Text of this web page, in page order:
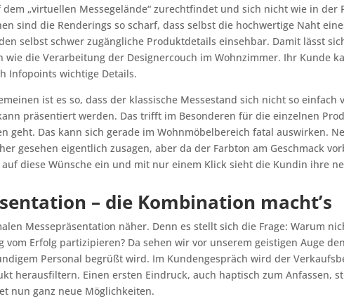
„virtuellen Messegelände“ zurechtfindet und sich nicht wie in der
sind die Renderings so scharf, dass selbst die hochwertige Naht
selbst schwer zugängliche Produktdetails einsehbar. Damit lässt
wie die Verarbeitung der Designercouch im Wohnzimmer. Ihr Kunde
Infopoints wichtige Details.
ist es so, dass der klassische Messestand sich nicht so einfach
präsentiert werden. Das trifft im Besonderen für die einzelnen
geht. Das kann sich gerade im Wohnmöbelbereich fatal auswirken.
gesehen eigentlich zusagen, aber da der Farbton am Geschmack
diese Wünsche ein und mit nur einem Klick sieht die Kundin ihre
– die Kombination macht’s
Messepräsentation näher. Denn es stellt sich die Frage: Warum
Erfolg partizipieren? Da sehen wir vor unserem geistigen Auge
Personal begrüßt wird. Im Kundengespräch wird der
herausfiltern. Einen ersten Eindruck, auch haptisch zum Anfassen,
nun ganz neue Möglichkeiten.